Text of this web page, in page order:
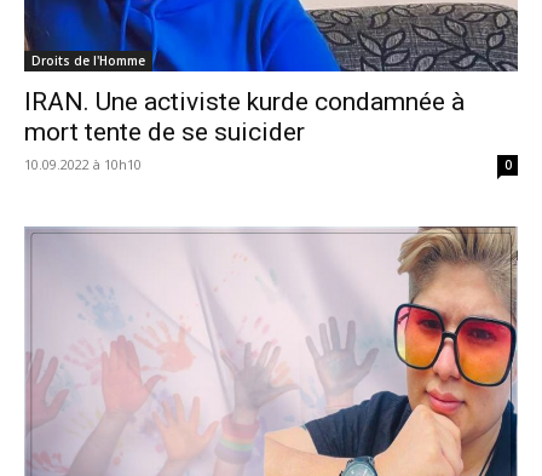
Droits de l'Homme
IRAN. Une activiste kurde condamnée à
mort tente de se suicider
10.09.2022 à 10h10 0